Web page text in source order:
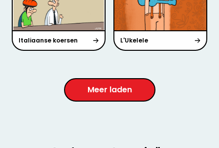
Italiaanse koersen L'Ukelele
Meer laden